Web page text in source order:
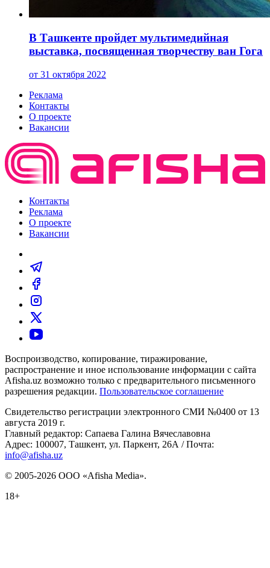
В Ташкенте пройдет мультимедийная
выставка, посвященная творчеству ван Гога
от 31 октября 2022
Реклама
Контакты
О проекте
Вакансии
Контакты
Реклама
О проекте
Вакансии
Воспроизводство, копирование, тиражирование,
распространение и иное использование информации с сайта
Afisha.uz возможно только с предварительного письменного
разрешения редакции. Пользовательское соглашение
Свидетельство регистрации электронного СМИ №0400 от 13
августа 2019 г.
Главный редактор: Сапаева Галина Вячеславовна
Адрес: 100007, Ташкент, ул. Паркент, 26А / Почта:
info@afisha.uz
© 2005-2026 ООО «Afisha Media».
18+